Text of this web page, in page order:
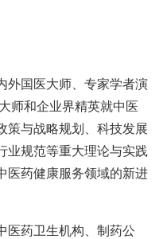
外国医大师、专家学者演
师和企业界精英就中医
策与战略规划、科技发展
业规范等重大理论与实践
医药健康服务领域的新进
医药卫生机构、制药公